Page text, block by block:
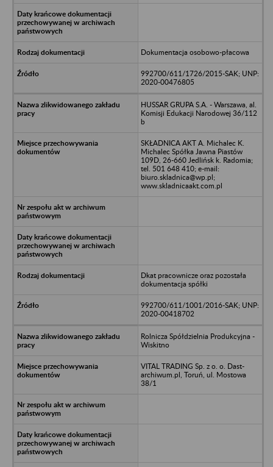
Dokumentacja osobowo-płacowa
992700/611/1726/2015-SAK; UNP:
2020-00476805
HUSSAR GRUPA S.A. - Warszawa, al.
Komisji Edukacji Narodowej 36/112
b
SKŁADNICA AKT A. Michalec K.
Michalec Spółka Jawna Piastów
109D, 26-660 Jedlińsk k. Radomia;
tel. 501 648 410; e-mail:
biuro.skladnica@wp.pl;
www.skladnicaakt.com.pl
Dkat pracownicze oraz pozostała
dokumentacja spółki
992700/611/1001/2016-SAK; UNP:
2020-00418702
Rolnicza Spółdzielnia Produkcyjna -
Wiskitno
VITAL TRADING Sp. z o. o. Dast-
archiwum.pl, Toruń, ul. Mostowa
38/1